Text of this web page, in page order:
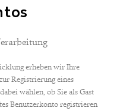
erheben wir Ihre
Registrierung eines
wählen, ob Sie als Gast
Benutzerkonto registrieren